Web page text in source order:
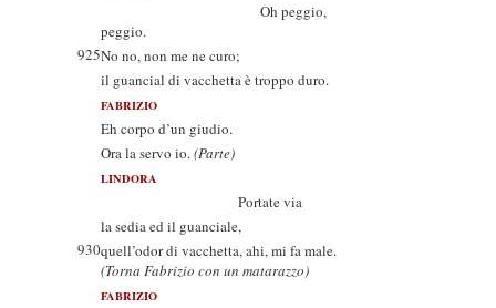
Oh peggio,
peggio.
925No no, non me ne curo;
il guancial di vacchetta è troppo duro.
FABRIZIO
Eh corpo d’un giudio.
Ora la servo io.(Parte)
LINDORA
Portate via
la sedia ed il guanciale,
930quell’odor di vacchetta, ahi, mi fa male.
(Torna Fabrizio con un matarazzo)
FABRIZIO